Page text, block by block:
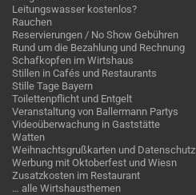
Leitungswasser kostenlos?
Rauchen
Reservierungen / No Show Gebühren
Rund um die Bezahlung und Rechnung
Schafkopfen im Wirtshaus
Stillen in Cafés und Restaurants
Stille Tage Bayern
Toilettenpflicht und Entgelt
Veranstaltung von Ballermann Partys
Videoüberwachung in Gaststätte
Watten
Weihnachtsgrußkarten und Datenschutz
Werbung mit Oktoberfest und Wiesn
Zusatzkosten im Restaurant
… alle Wirtshausthemen